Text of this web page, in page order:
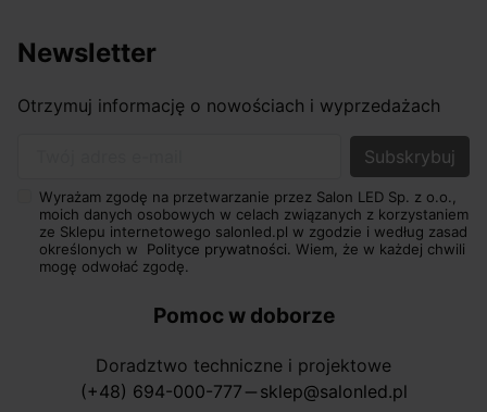
Newsletter
Otrzymuj informację o nowościach i wyprzedażach
Wyrażam zgodę na przetwarzanie przez Salon LED Sp. z o.o.,
moich danych osobowych w celach związanych z korzystaniem
ze Sklepu internetowego salonled.pl w zgodzie i według zasad
określonych w Polityce prywatności. Wiem, że w każdej chwili
mogę odwołać zgodę.
Pomoc w doborze
Doradztwo techniczne i projektowe
(+48) 694-000-777 horizontal_rule sklep@salonled.pl